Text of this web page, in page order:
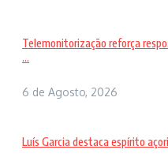
Telemonitorização reforça
...
6 de Agosto, 2026
Luís Garcia destaca espírito